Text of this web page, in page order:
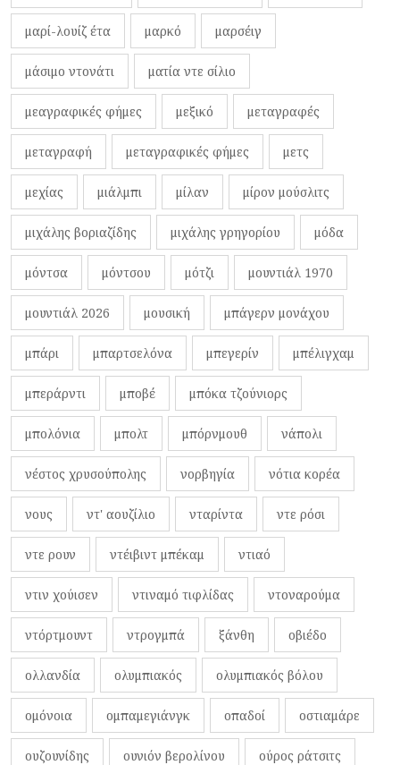
μαρί-λουίζ έτα μαρκό μαρσέιγ
μάσιμο ντονάτι ματία ντε σίλιο
μεαγραφικές φήμες μεξικό μεταγραφές
μεταγραφή μεταγραφικές φήμες μετς
μεχίας μιάλμπι μίλαν μίρον μούσλιτς
μιχάλης βοριαζίδης μιχάλης γρηγορίου μόδα
μόντσα μόντσου μότζι μουντιάλ 1970
μουντιάλ 2026 μουσική μπάγερν μονάχου
μπάρι μπαρτσελόνα μπεγερίν μπέλιγχαμ
μπεράρντι μποβέ μπόκα τζούνιορς
μπολόνια μπολτ μπόρνμουθ νάπολι
νέστος χρυσούπολης νορβηγία νότια κορέα
νους ντ' αουζίλιο νταρίντα ντε ρόσι
ντε ρουν ντέιβιντ μπέκαμ ντιαό
ντιν χούισεν ντιναμό τιφλίδας ντοναρούμα
ντόρτμουντ ντρογμπά ξάνθη οβιέδο
ολλανδία ολυμπιακός ολυμπιακός βόλου
ομόνοια ομπαμεγιάνγκ οπαδοί οστιαμάρε
ουζουνίδης ουνιόν βερολίνου ούρος ράτσιτς